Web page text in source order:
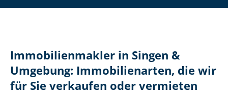
Im­mo­bi­li­en­mak­ler in Singen &
Umgebung: Immobilienarten, die wir
für Sie verkaufen oder vermieten